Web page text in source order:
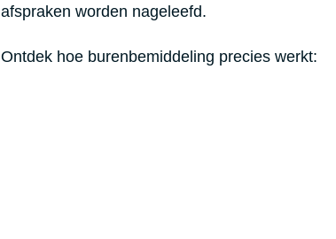
afspraken worden nageleefd.
Ontdek hoe burenbemiddeling precies werkt: